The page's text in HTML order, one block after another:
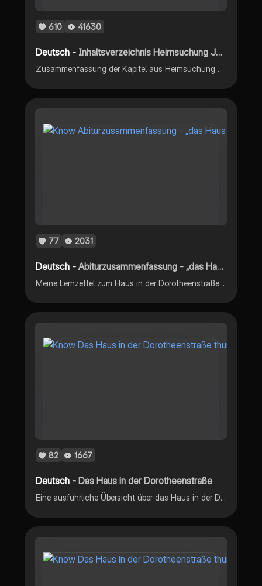
610 41630
Deutsch - Inhaltsverzeichnis Heimsuchung Jenny Erpenbeck
Zusammenfassung der Kapitel aus Heimsuchung Q1
77 2031
Deutsch -Abiturzusammenfassung - „das Haus in der Dorotheenstraße“
Meine Lernzettel zum Haus in der Dorotheenstraße fürs Abitur müsste eigentlich alle wichtigen Informationen enthalten :)
82 1667
Deutsch -Das Haus in der Dorotheenstraße
Eine ausführliche Übersicht über das Haus in der Dorotheenstraße, welches fürs Jahr 2021 Abiturrelevant für den Deutsch-LK ist Bei Fragen einfach kommentieren, über ein Feedback würde ich mich sehr freuen :)